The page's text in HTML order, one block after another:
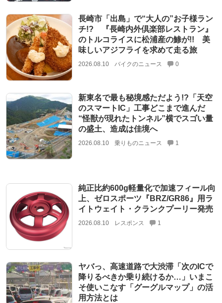
長崎市「出島」で“大人の”お子様ラン
チ!? 『長崎内外倶楽部レストラン』
のトルコライスに松浦産の鯵が!! 美
味しいアジフライを求めて走る旅
2026.08.10 バイクのニュース 0
新東名で最も秘境感ただよう!?「天空
のスマートIC」工事どこまで進んだ
“怪獣が現れたトンネル”横でスゴい量
の盛土、造成は佳境へ
2026.08.10 乗りものニュース 1
純正比約600g軽量化で加速フィール向
上、ゼロスポーツ『BRZ/GR86』用ラ
イトウェイト・クランクプーリー発売
2026.08.10 レスポンス 1
ヤバっ、高速道路で大渋滞「次のICで
降りるべきか乗り続けるか…」いまこ
そ使いこなす「グーグルマップ」の活
用方法とは